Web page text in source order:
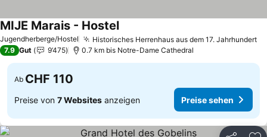
Jugendherberge/Hostel Historisches Herrenhaus aus dem 17. Jahrhundert
MIJE Marais - HostelPreise sehen
7.9 Gut 9’475 0.7 km bis Notre-Dame Cathedral
Ab CHF 110
Preise von 7 Websites anzeigen Preise sehen